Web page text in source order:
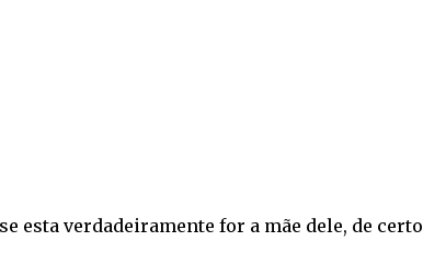
esta verdadeiramente for a mãe dele, de certo